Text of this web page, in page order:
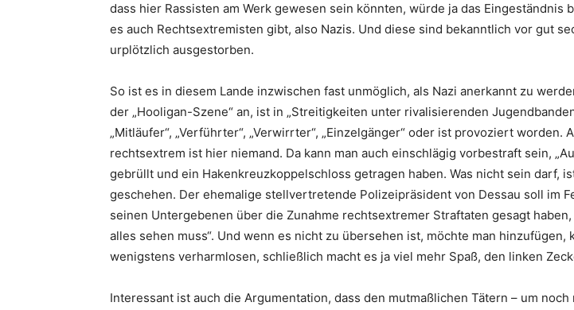
dass hier Rassisten am Werk gewesen sein könnten, würde ja das Eingeständnis
es auch Rechtsextremisten gibt, also Nazis. Und diese sind bekanntlich vor gut
urplötzlich ausgestorben.
So ist es in diesem Lande inzwischen fast unmöglich, als Nazi anerkannt zu
der „Hooligan-Szene“ an, ist in „Streitigkeiten unter rivalisierenden
„Mitläufer“, „Verführter“, „Verwirrter“, „Einzelgänger“ oder ist provoziert worden.
rechtsextrem ist hier niemand. Da kann man auch einschlägig vorbestraft sein,
gebrüllt und ein Hakenkreuzkoppelschloss getragen haben. Was nicht sein darf,
geschehen. Der ehemalige stellvertretende Polizeipräsident von Dessau soll im
seinen Untergebenen über die Zunahme rechtsextremer Straftaten gesagt haben,
alles sehen muss“. Und wenn es nicht zu übersehen ist, möchte man hinzufügen,
wenigstens verharmlosen, schließlich macht es ja viel mehr Spaß, den linken
Interessant ist auch die Argumentation, dass den mutmaßlichen Tätern – um noch